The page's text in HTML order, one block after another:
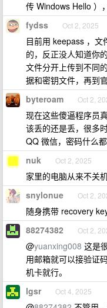
传 Windows Hello ）
fydss Oct 2, 2025
目前用 keepass ，文
的，反正没人知道你
文件分开上传到不同
据和密钥文件，再到
byteroam Oct 2,
现在这些傻逼程序员
该丢的还是丢，很多
QQ 微信，密码什么都
nuk Oct 2, 2025
家里的电脑从来不关
snylonue Oct 2,
随身携带 recovery
88274382 Oct 2,
@yuanxing008 这是
用邮箱就可以接验证
机卡就行。
lgsr Oct 4, 2025